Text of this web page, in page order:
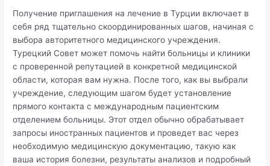
Получение приглашения на лечение в Турции включает в
себя ряд тщательно скоординированных шагов, начиная с
выбора авторитетного медицинского учреждения.
Турецкий Совет может помочь найти больницы и клиники
с проверенной репутацией в конкретной медицинской
области, которая вам нужна. После того, как вы выбрали
учреждение, следующим шагом будет установление
прямого контакта с международным пациентским
отделением больницы. Этот отдел обычно обрабатывает
запросы иностранных пациентов и проведет вас через
необходимую медицинскую документацию, такую ​​​​как
ваша история болезни, результаты анализов и подробный